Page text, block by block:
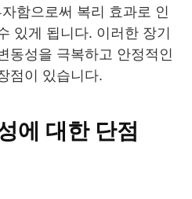
함으로써 복리 효과로 인
있게 됩니다. 이러한 장기
동성을 극복하고 안정적인
점이 있습니다.
에 대한 단점